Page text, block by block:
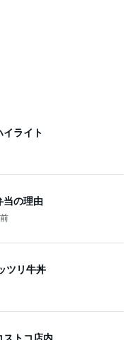
ライト
当の理由
ツリ牛丼
ストコ店内